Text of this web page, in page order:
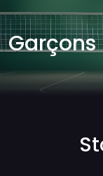
Garçons